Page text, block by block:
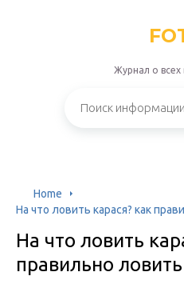
Журнал о всех
Home
На что ловить карася? как
На что ловить
правильно ловить